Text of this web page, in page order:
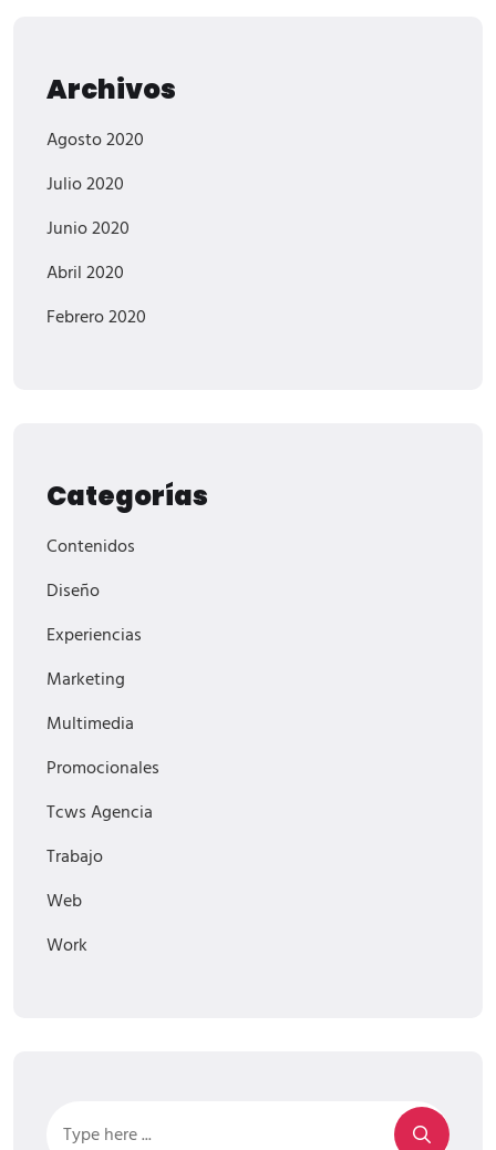
Archivos
Agosto 2020
Julio 2020
Junio 2020
Abril 2020
Febrero 2020
Categorías
Contenidos
Diseño
Experiencias
Marketing
Multimedia
Promocionales
Tcws Agencia
Trabajo
Web
Work